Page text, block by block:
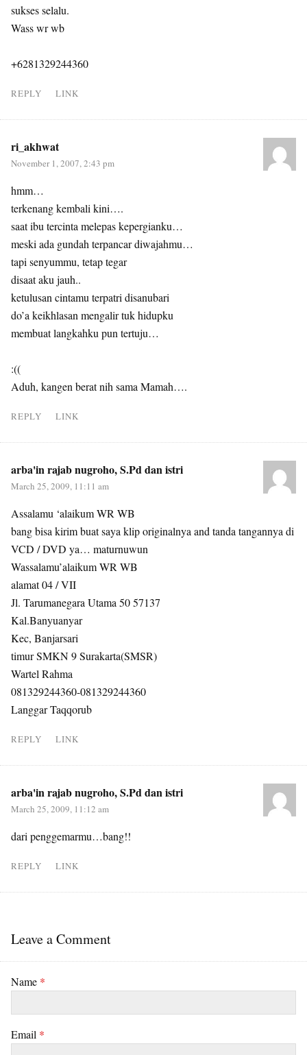
sukses selalu.
Wass wr wb
+6281329244360
REPLY LINK
ri_akhwat
November 1, 2007, 2:43 pm
hmm…
terkenang kembali kini….
saat ibu tercinta melepas kepergianku…
meski ada gundah terpancar diwajahmu…
tapi senyummu, tetap tegar
disaat aku jauh..
ketulusan cintamu terpatri disanubari
do’a keikhlasan mengalir tuk hidupku
membuat langkahku pun tertuju…
:((
Aduh, kangen berat nih sama Mamah….
REPLY LINK
arba'in rajab nugroho, S.Pd dan istri
March 25, 2009, 11:11 am
Assalamu ‘alaikum WR WB
bang bisa kirim buat saya klip originalnya and tanda tangannya di
VCD / DVD ya… maturnuwun
Wassalamu’alaikum WR WB
alamat 04 / VII
Jl. Tarumanegara Utama 50 57137
Kal.Banyuanyar
Kec, Banjarsari
timur SMKN 9 Surakarta(SMSR)
Wartel Rahma
081329244360-081329244360
Langgar Taqqorub
REPLY LINK
arba'in rajab nugroho, S.Pd dan istri
March 25, 2009, 11:12 am
dari penggemarmu…bang!!
REPLY LINK
Leave a Comment
Name *
Email *